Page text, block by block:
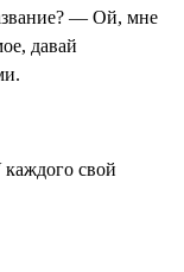
— Ой, мне
давай
свой